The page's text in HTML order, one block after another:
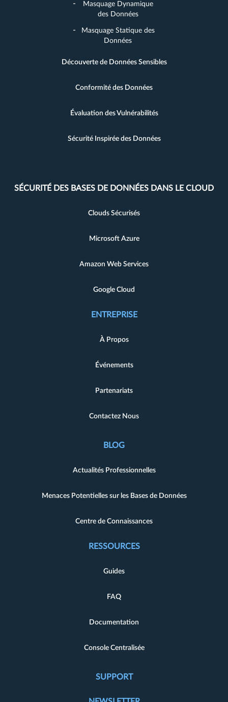
Masquage Dynamique
des Données
Masquage Statique des
Données
Découverte de Données Sensibles
Conformité des Données
Évaluation des Vulnérabilités
Sécurité Inspirée des Données
SÉCURITÉ DES BASES DE DONNÉES DANS LE CLOUD
Clouds Sécurisés
Microsoft Azure
Amazon Web Services
Google Cloud
ENTREPRISE
À Propos
Événements
Partenariats
Contactez Nous
BLOG
Actualités Professionnelles
Menaces Potentielles sur les Bases de Données
Centre de Connaissances
RESSOURCES
Guides
FAQ
Documentation
Console Centralisée
SUPPORT